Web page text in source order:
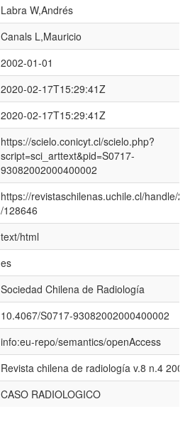
Labra W,Andrés
Canals L,Mauricio
2002-01-01
2020-02-17T15:29:41Z
2020-02-17T15:29:41Z
https://scielo.conicyt.cl/scielo.php?
script=sci_arttext&pid=S0717-
93082002000400002
https://revistaschilenas.uchile.cl/handle/
/128646
text/html
es
Sociedad Chilena de Radiología
10.4067/S0717-93082002000400002
info:eu-repo/semantics/openAccess
Revista chilena de radiología v.8 n.4 2002
CASO RADIOLOGICO